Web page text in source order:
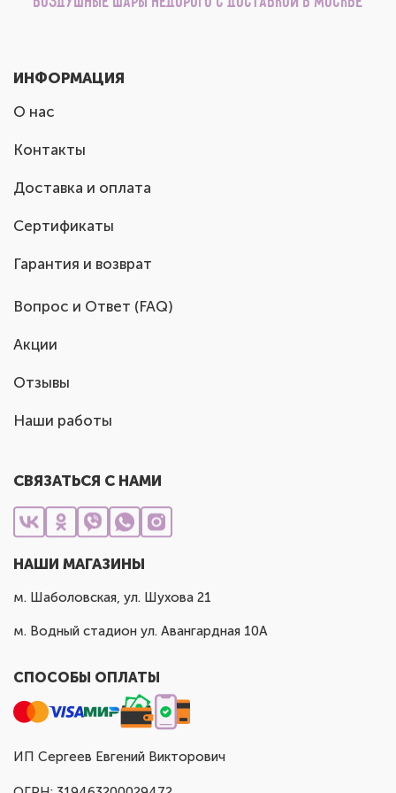
ИНФОРМАЦИЯ
О нас
Контакты
Доставка и оплата
Сертификаты
Гарантия и возврат
Вопрос и Ответ (FAQ)
Акции
Отзывы
Наши работы
СВЯЗАТЬСЯ С НАМИ
НАШИ МАГАЗИНЫ
м. Шаболовская, ул. Шухова 21
м. Водный стадион ул. Авангардная 10А
СПОСОБЫ ОПЛАТЫ
ИП Сергеев Евгений Викторович